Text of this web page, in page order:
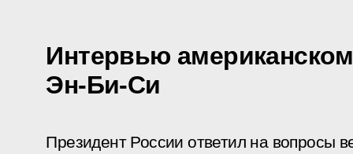
Интервью
Эн-Би-Си
Президент России ответил на вопросы